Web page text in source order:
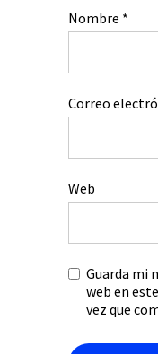
Nombre *
Correo
Web
Guarda mi
web en
vez que